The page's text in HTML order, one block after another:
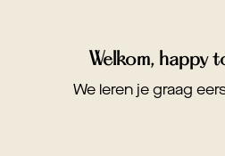
Welkom, happy
We leren je graag